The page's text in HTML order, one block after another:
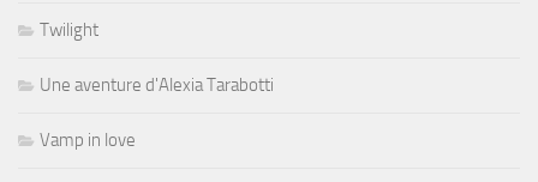
Twilight
Une aventure d'Alexia Tarabotti
Vamp in love